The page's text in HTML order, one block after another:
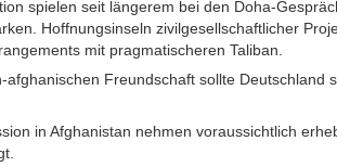
spielen seit längerem bei den Doha-
Hoffnungsinseln zivilgesellschaftlicher
mit pragmatischeren Taliban.
Freundschaft sollte Deutschland
in Afghanistan nehmen voraussichtlich